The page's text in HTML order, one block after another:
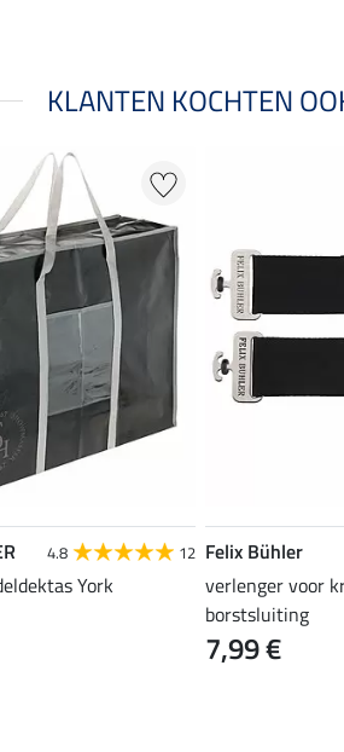
KLANTEN KOCHTEN
4.8 12
York
Felix Bühler
verlenger voor
borstsluiting
7,99 €